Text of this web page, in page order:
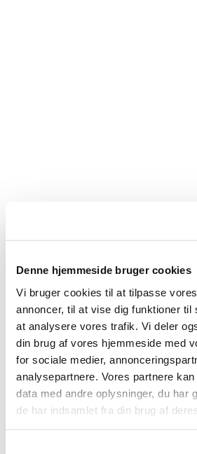
Denne hjemmeside bruger cookies
Vi bruger cookies til at tilpasse
annoncer, til at vise dig funktioner til
at analysere vores trafik. Vi deler
din brug af vores hjemmeside med
for sociale medier,
analysepartnere. Vores partnere
data med andre oplysninger, du har
de har indsamlet fra din brug af
Du vil måske
lide...